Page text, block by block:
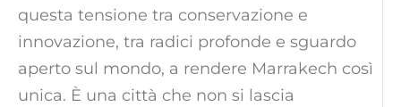
questa tensione tra conservazione e
innovazione, tra radici profonde e sguardo
aperto sul mondo, a rendere Marrakech così
unica. È una città che non si lascia